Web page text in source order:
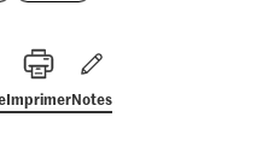
ImprimerNotes